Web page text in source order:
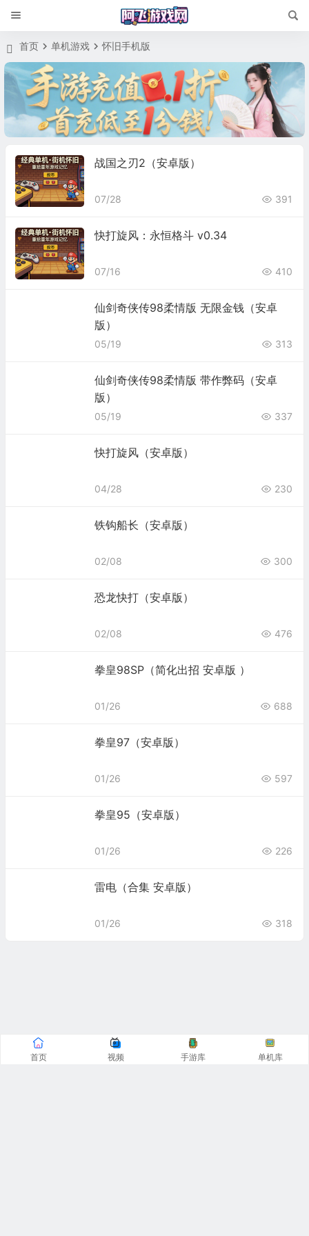
首页 单机游戏 怀旧手机版
战国之刃2（安卓版）
07/28 391
快打旋风：永恒格斗 v0.34
07/16 410
仙剑奇侠传98柔情版 无限金钱（安卓
版）
05/19 313
仙剑奇侠传98柔情版 带作弊码（安卓
版）
05/19 337
快打旋风（安卓版）
04/28 230
铁钩船长（安卓版）
02/08 300
恐龙快打（安卓版）
02/08 476
拳皇98SP（简化出招 安卓版 ）
01/26 688
拳皇97（安卓版）
01/26 597
拳皇95（安卓版）
01/26 226
雷电（合集 安卓版）
01/26 318
首页 视频 手游库 单机库